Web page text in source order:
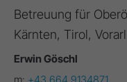
Betreuung für
Kärnten, Tirol,
Erwin Göschl